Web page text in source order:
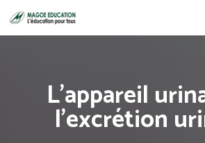
L'appareil
l'excrétion